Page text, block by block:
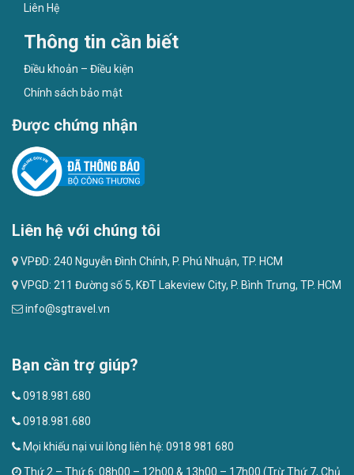
Liên Hệ
Thông tin cần biết
Điều khoản – Điều kiện
Chính sách bảo mật
Được chứng nhận
Liên hệ với chúng tôi
VPĐD: 240 Nguyễn Đình Chính, P. Phú Nhuận, TP. HCM
VPGD: 211 Đường số 5, KĐT Lakeview City, P. Bình Trưng, TP. HCM
info@sgtravel.vn
Bạn cần trợ giúp?
0918.981.680
0918.981.680
Mọi khiếu nại vui lòng liên hệ: 0918 981 680
Thứ 2 – Thứ 6: 08h00 – 12h00 & 13h00 – 17h00 (Trừ Thứ 7, Chủ